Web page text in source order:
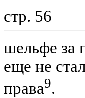
стр. 56
шельфе за
еще не
права9.